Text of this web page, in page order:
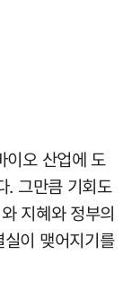
이오 산업에 도
. 그만큼 기회도
지혜와 정부의
이 맺어지기를